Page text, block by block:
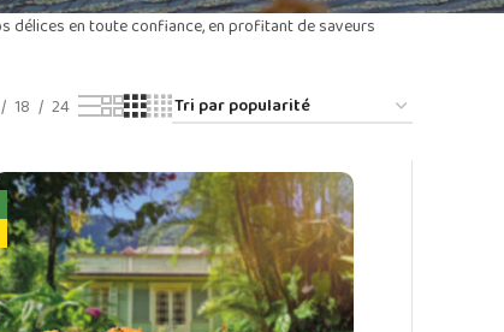
délices en toute confiance, en profitant de saveurs
18 24